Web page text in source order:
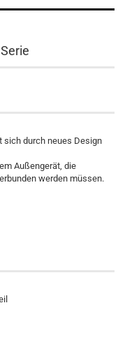
sich durch neues Design
Außengerät, die
werden müssen.